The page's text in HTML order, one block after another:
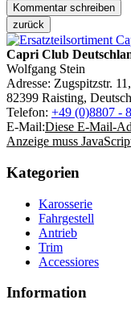
Capri Club
Wolfgang Stein
Adresse: Zugspitzstr. 11,
82399 Raisting,
Telefon: +49 (0)8807 -
E-Mail:Diese E-Mail-
Anzeige muss
Kategorien
Karosserie
Fahrgestell
Antrieb
Trim
Accessiores
Information